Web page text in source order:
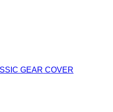
GEAR COVER